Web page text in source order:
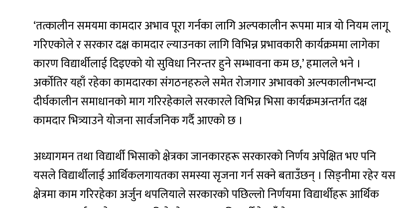
‘तत्कालीन समयमा कामदार अभाव पूरा गर्नका लागि अल्पकालीन रूपमा मात्र यो नियम लागू
गरिएकोले र सरकार दक्ष कामदार ल्याउनका लागि विभिन्न प्रभावकारी कार्यक्रममा लागेका
कारण विद्यार्थीलाई दिइएको यो सुविधा निरन्तर हुने सम्भावना कम छ,’ हमालले भने ।
अर्कोतिर यहाँ रहेका कामदारका संगठनहरुले समेत रोजगार अभावको अल्पकालीनभन्दा
दीर्घकालीन समाधानको माग गरिरहेकाले सरकारले विभिन्न भिसा कार्यक्रमअन्तर्गत दक्ष
कामदार भित्र्याउने योजना सार्वजनिक गर्दै आएको छ ।
अध्यागमन तथा विद्यार्थी भिसाको क्षेत्रका जानकारहरू सरकारको निर्णय अपेक्षित भए पनि
यसले विद्यार्थीलाई आर्थिकलगायतका समस्या सृजना गर्न सक्ने बताउँछन् । सिड्नीमा रहेर यस
क्षेत्रमा काम गरिरहेका अर्जुन थपलियाले सरकारको पछिल्लो निर्णयमा विद्यार्थीहरू आर्थिक